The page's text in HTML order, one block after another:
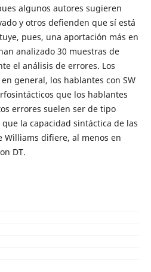
algunos autores sugieren
y otros defienden que sí está
pues, una aportación más en
analizado 30 muestras de
el análisis de errores. Los
general, los hablantes con SW
que los hablantes
errores suelen ser de tipo
la capacidad sintáctica de las
Williams difiere, al menos en
DT.